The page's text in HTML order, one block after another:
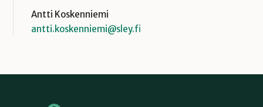
Antti Koskenniemi
antti.koskenniemi@sley.fi